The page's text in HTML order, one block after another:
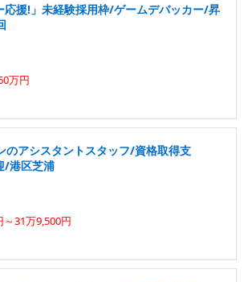
応援!」未経験採用枠/ゲームデバッカー/昇
万円
のアシスタントスタッフ/資格取得支
/港区芝浦
～31万9,500円